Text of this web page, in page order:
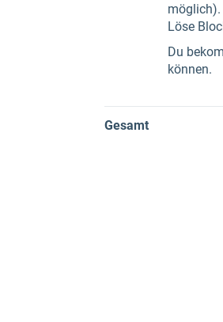
möglich).
Löse
Du
können.
Gesamt